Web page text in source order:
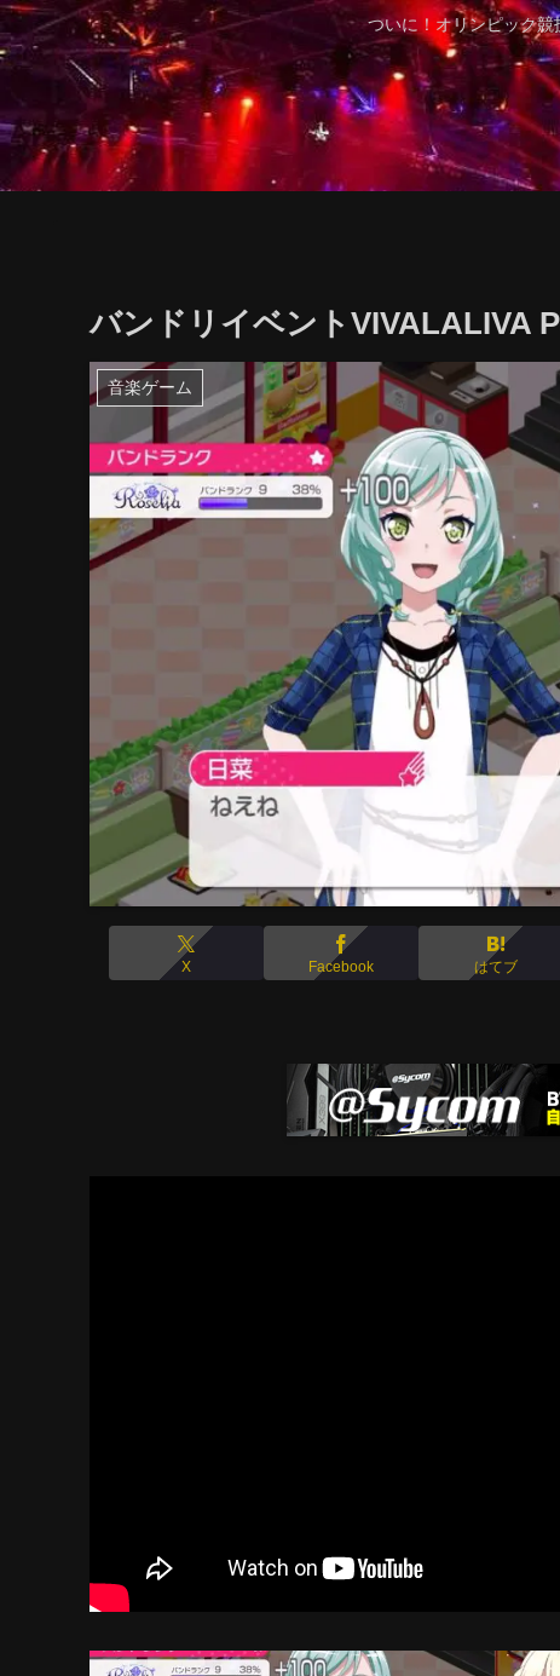
ついに！オリンピック競
バンドリイベントVIVALALIVA
音楽ゲーム
X Facebook はてブ